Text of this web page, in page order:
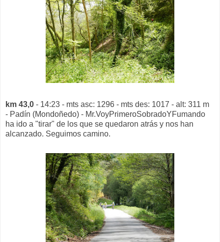
km 43,0 - 14:23 - mts asc: 1296 - mts des: 1017 - alt: 311 m
- Padín (Mondoñedo) - Mr.VoyPrimeroSobradoYFumando
ha ido a "tirar" de los que se quedaron atrás y nos han
alcanzado. Seguimos camino.